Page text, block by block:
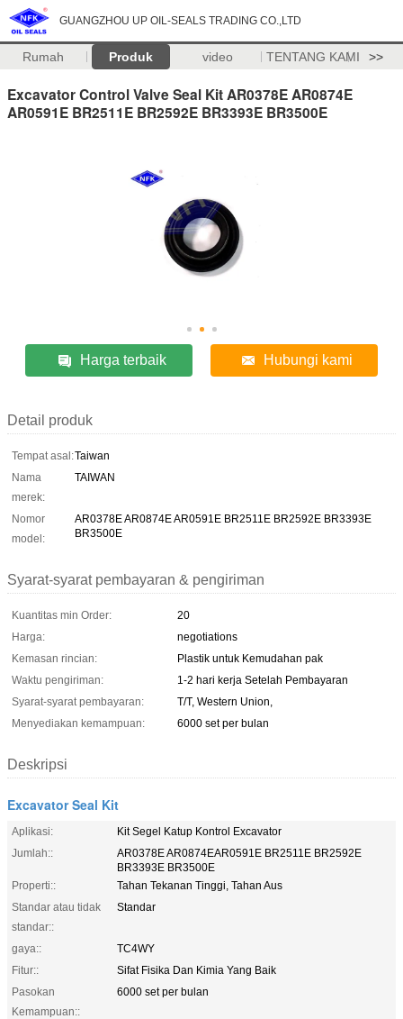
GUANGZHOU UP OIL-SEALS TRADING CO.,LTD
Rumah Produk video TENTANG KAMI >>
Excavator Control Valve Seal Kit AR0378E AR0874E
AR0591E BR2511E BR2592E BR3393E BR3500E
Harga terbaik Hubungi kami
Detail produk
Tempat asal:Taiwan
Nama
merek:
TAIWAN
Nomor
model:
AR0378E AR0874E AR0591E BR2511E BR2592E BR3393E
BR3500E
Syarat-syarat pembayaran & pengiriman
Kuantitas min Order:
20
Harga:
negotiations
Kemasan rincian:
Plastik untuk Kemudahan pak
Waktu pengiriman:
1-2 hari kerja Setelah Pembayaran
Syarat-syarat pembayaran:
T/T, Western Union,
Menyediakan kemampuan:
6000 set per bulan
Deskripsi
Excavator Seal Kit
Aplikasi:
Kit Segel Katup Kontrol Excavator
Jumlah::
AR0378E AR0874EAR0591E BR2511E BR2592E
BR3393E BR3500E
Properti::
Tahan Tekanan Tinggi, Tahan Aus
Standar atau tidak
standar::
Standar
gaya::
TC4WY
Fitur::
Sifat Fisika Dan Kimia Yang Baik
Pasokan
Kemampuan::
6000 set per bulan